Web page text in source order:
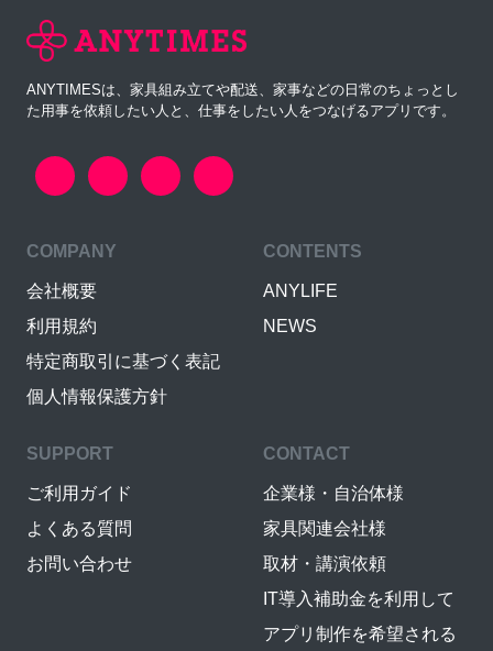
ANYTIMESは、家具組み立てや配送、家事などの日常のちょっとし
た用事を依頼したい人と、仕事をしたい人をつなげるアプリです。
COMPANY
会社概要
利用規約
特定商取引に基づく表記
個人情報保護方針
CONTENTS
ANYLIFE
NEWS
SUPPORT
ご利用ガイド
よくある質問
お問い合わせ
CONTACT
企業様・自治体様
家具関連会社様
取材・講演依頼
IT導入補助金を利用して
アプリ制作を希望される